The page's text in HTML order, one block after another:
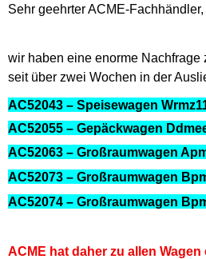
Sehr geehrter ACME-Fachhändler,
wir haben eine enorme
seit über zwei Wochen in der
AC52043 – Speisewagen
AC52055 – Gepäckwagen
AC52063 – Großraumwagen
AC52073 – Großraumwagen
AC52074 – Großraumwagen
ACME hat daher zu allen